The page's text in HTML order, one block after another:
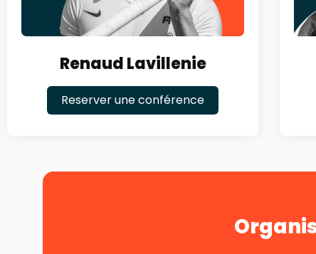
Renaud Lavillenie
Reserver une conférence